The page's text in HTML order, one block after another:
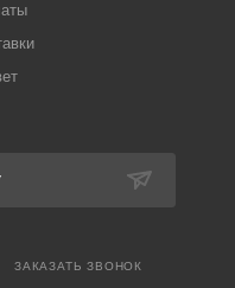
ЗАКАЗАТЬ ЗВОНОК